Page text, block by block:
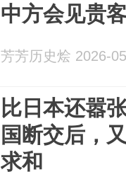
中方会见贵
芳芳历史烩 2026-
比日本还嚣
国断交后，
求和